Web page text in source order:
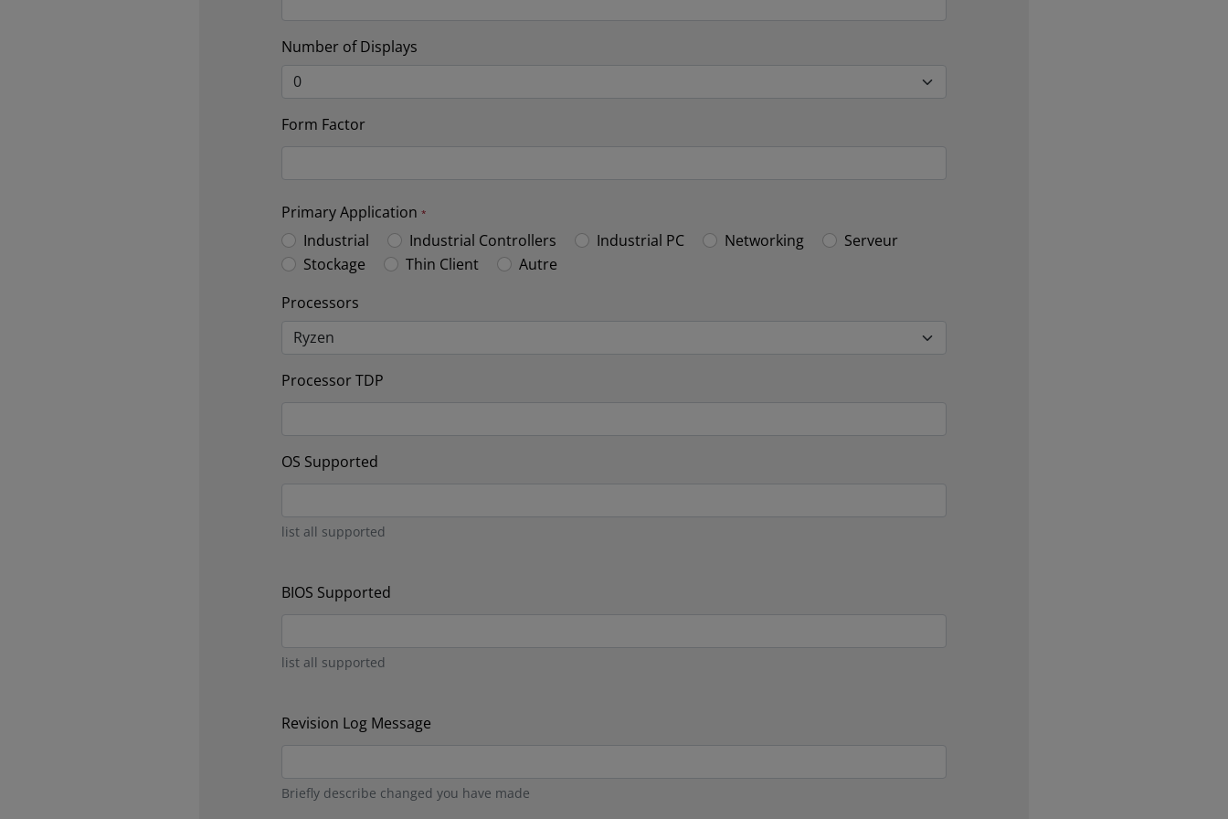
Number of Displays
Form Factor
Primary Application
Industrial
Industrial Controllers Industrial PC Networking
Serveur
Stockage
Thin Client
Autre
Processors
Processor TDP
OS Supported
list all supported
BIOS Supported
list all supported
Revision Log Message
Briefly describe changed you have made